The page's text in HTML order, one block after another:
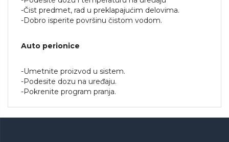
-Čist predmet, rad u preklapajućim delovima.
-Dobro isperite površinu čistom vodom.
Auto perionice
-Umetnite proizvod u sistem.
-Podesite dozu na uređaju.
-Pokrenite program pranja.